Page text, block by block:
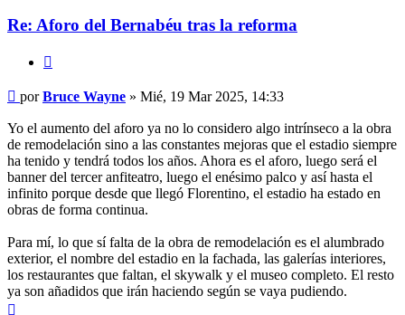
Re: Aforo del Bernabéu tras la reforma
Mensaje
porBruce Wayne » Mié, 19 Mar 2025, 14:33
Yo el aumento del aforo ya no lo considero algo intrínseco a la obra
de remodelación sino a las constantes mejoras que el estadio siempre
ha tenido y tendrá todos los años. Ahora es el aforo, luego será el
banner del tercer anfiteatro, luego el enésimo palco y así hasta el
infinito porque desde que llegó Florentino, el estadio ha estado en
obras de forma continua.
Para mí, lo que sí falta de la obra de remodelación es el alumbrado
exterior, el nombre del estadio en la fachada, las galerías interiores,
los restaurantes que faltan, el skywalk y el museo completo. El resto
ya son añadidos que irán haciendo según se vaya pudiendo.